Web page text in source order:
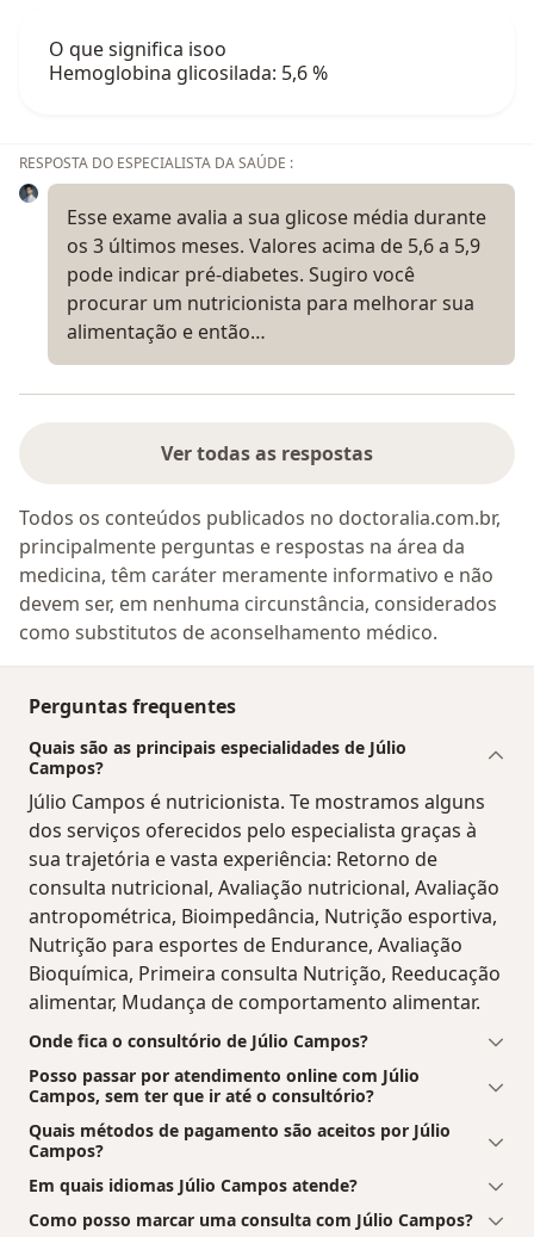
O que significa isoo
Hemoglobina glicosilada: 5,6 %
RESPOSTA DO ESPECIALISTA DA SAÚDE :
Esse exame avalia a sua glicose média durante
os 3 últimos meses. Valores acima de 5,6 a 5,9
pode indicar pré-diabetes. Sugiro você
procurar um nutricionista para melhorar sua
alimentação e então…
Ver todas as respostas
Todos os conteúdos publicados no doctoralia.com.br,
principalmente perguntas e respostas na área da
medicina, têm caráter meramente informativo e não
devem ser, em nenhuma circunstância, considerados
como substitutos de aconselhamento médico.
Perguntas frequentes
Quais são as principais especialidades de Júlio
Campos?
Júlio Campos é nutricionista. Te mostramos alguns
dos serviços oferecidos pelo especialista graças à
sua trajetória e vasta experiência: Retorno de
consulta nutricional, Avaliação nutricional, Avaliação
antropométrica, Bioimpedância, Nutrição esportiva,
Nutrição para esportes de Endurance, Avaliação
Bioquímica, Primeira consulta Nutrição, Reeducação
alimentar, Mudança de comportamento alimentar.
Onde fica o consultório de Júlio Campos?
Posso passar por atendimento online com Júlio
Campos, sem ter que ir até o consultório?
Quais métodos de pagamento são aceitos por Júlio
Campos?
Em quais idiomas Júlio Campos atende?
Como posso marcar uma consulta com Júlio Campos?